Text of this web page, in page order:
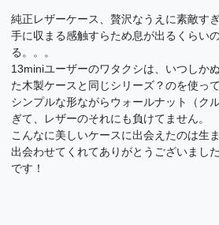
純正レザーケース、贅沢なうえに素敵す
手に収まる感触すらため息が出るくらい
る。。。
13miniユーザーのワタクシは、いつしか
た木製ケースと同じシリーズ？のを使って
シンプルな形ながらウォールナット（ク
ぎて、レザーのそれにも負けてません。
こんなに美しいケースに出会えたのは生
出会わせてくれてありがとうございまし
です！